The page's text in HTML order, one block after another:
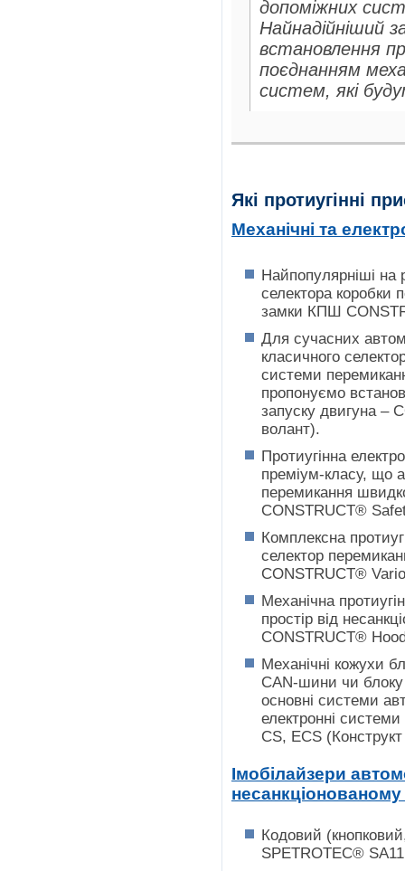
допоміжних
Найнадійніший
встановлення
поєднанням
систем, які
Які протиугінні
Механічні та
Найпопулярніші на
селектора коробки
замки КПШ
Для сучасних
класичного
системи
пропонуємо
запуску двигуна –
волант).
Протиугінна
преміум-класу, що
перемикання
СONSTRUCT®
Комплексна
селектор
СONSTRUCT®
Механічна
простір від
СONSTRUCT®
Механічні кожухи
CAN-шини чи
основні системи
електронні
CS, ECS
Імобілайзери
Кодовий
SPETROTEC®